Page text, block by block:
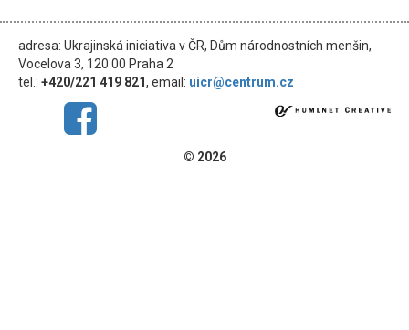
adresa: Ukrajinská iniciativa v ČR, Dům národnostních menšin,
Vocelova 3, 120 00 Praha 2
tel.: +420/221 419 821, email: uicr@centrum.cz
© 2026